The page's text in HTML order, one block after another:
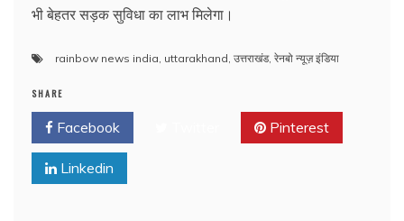
भी बेहतर सड़क सुविधा का लाभ मिलेगा।
rainbow news india, uttarakhand, उत्तराखंड, रेनबो न्यूज़ इंडिया
SHARE
Facebook Pinterest
Linkedin